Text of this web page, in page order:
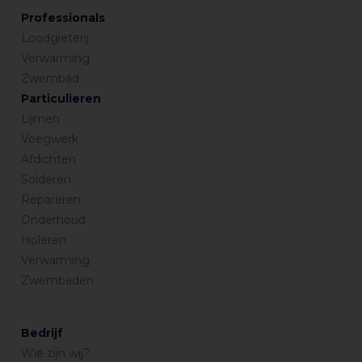
Verbruik : 1 liter voor 100 liter water.
Gebruiksaanwijzing voor de neutralisering van het
ontkalkingswater voor lozing
bekomen pH.
Verbruik : Hoeveelheid in verhouding tot de te
Professionals
Loodgieterij
Verwarming
Zwembad
Particulieren
Lijmen
Voegwerk
Afdichten
Solderen
Repareren
Onderhoud
Isoleren
Verwarming
Zwembaden
Bedrijf
Wie zijn wij?